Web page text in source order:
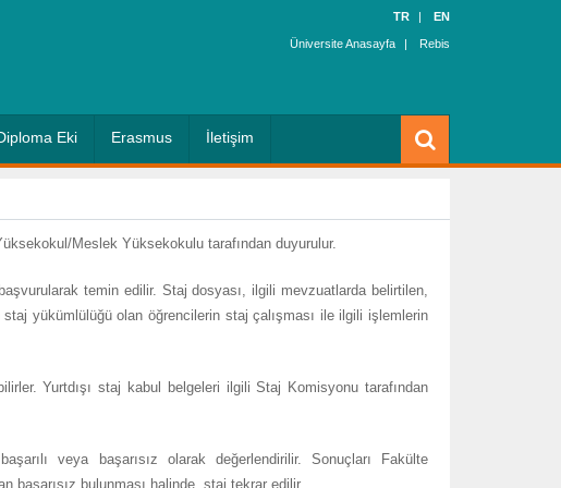
TR EN
Üniversite Anasayfa Rebis
Eki Erasmus İletişim
Meslek Yüksekokulu tarafından duyurulur.
temin edilir. Staj dosyası, ilgili mevzuatlarda belirtilen,
yükümlülüğü olan öğrencilerin staj çalışması ile ilgili işlemlerin
Yurtdışı staj kabul belgeleri ilgili Staj Komisyonu tarafından
veya başarısız olarak değerlendirilir. Sonuçları Fakülte
başarısız bulunması halinde, staj tekrar edilir.